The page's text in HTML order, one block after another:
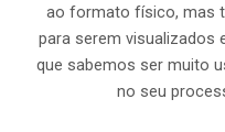
ao formato físico, mas
para serem visualizados
que sabemos ser muito
no seu